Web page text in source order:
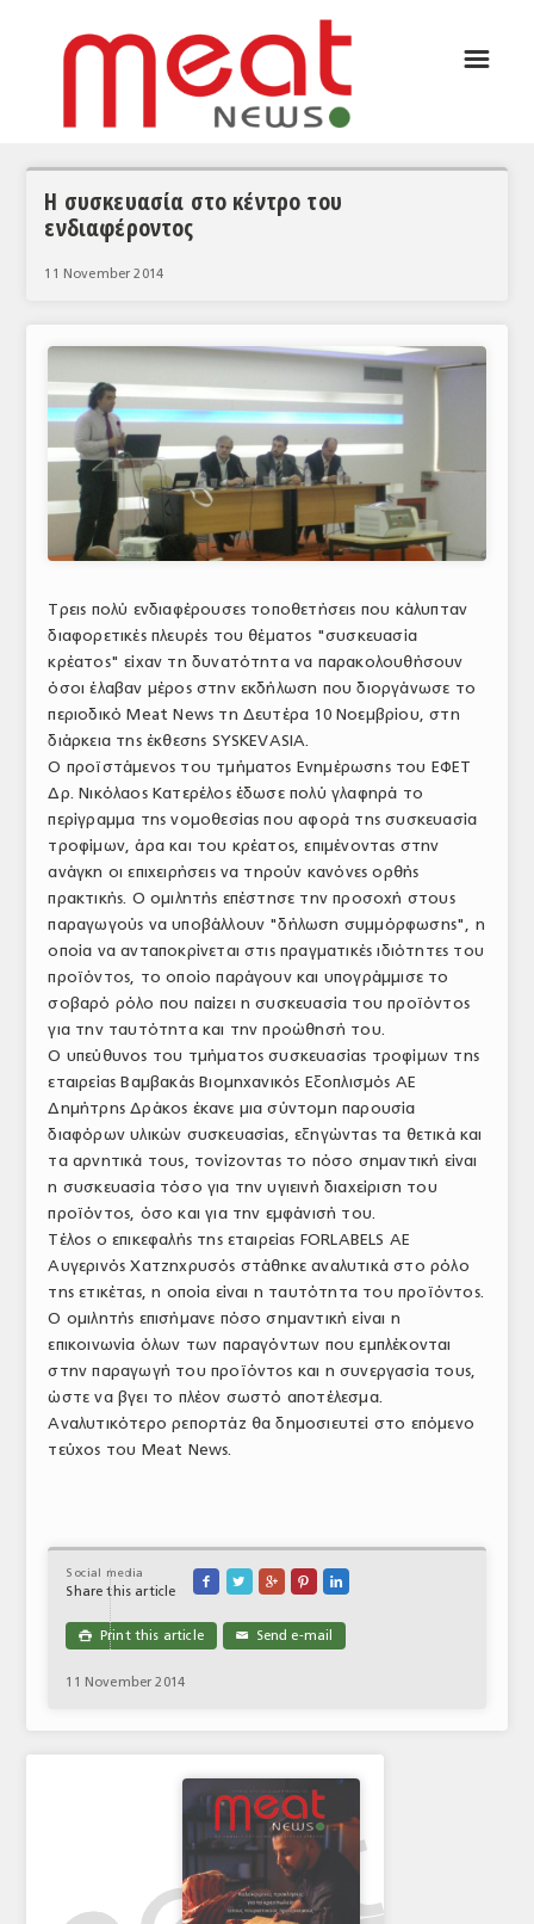
ΣΥΝΕΝΤΕΥΞΕΙΣ
ΘΕΜΑΤΑ
ΕΙΔΗΣΕΙΣ
ΕΥΡΩΠΑΪΚΕΣ ΑΠΟΦΑΣΕΙΣ
ΘΕΜΑΤΑ
ΕΜΠΟΡΙΚΟΣ ΚΑΤΑΛΟΓΟΣ
ΠΑΡΑΓΩΓΗ & ΕΜΠΟΡΙΑ
ΣΦΑΓΕΙΑ
ΠΡΩΤΕΣ ΥΛΕΣ
ΕΞΟΠΛΙΣΜΟΣ
ΥΠΗΡΕΣΙΕΣ
ΕΜΠΟΡΙΚΟΙ ΑΝΤΙΠΡΟΣΩΠΟΙ
ΝΟΜΟΘΕΣΙΑ
ΕΛΛΗΝΙΚΗ ΝΟΜΟΘΕΣΙΑ
ΕΥΡΩΠΑΪΚΗ ΝΟΜΟΘΕΣΙΑ
ΤΟ ΠΕΡΙΟΔΙΚΟ
Profile
ΑΡΧΕΙΟ ΤΕΥΧΩΝ
ΣΥΝΕΔΡΙΟ ΚΡΕΑΤΟΣ
☰
Η συσκευασία στο κέντρο του
ενδιαφέροντος
11 November 2014
Τρεις πολύ ενδιαφέρουσες τοποθετήσεις που κάλυπταν
διαφορετικές πλευρές του θέματος "συσκευασία
κρέατος" είχαν τη δυνατότητα να παρακολουθήσουν
όσοι έλαβαν μέρος στην εκδήλωση που διοργάνωσε το
περιοδικό Meat News τη Δευτέρα 10 Νοεμβρίου, στη
διάρκεια της έκθεσης SYSKEVASIA.
Ο προϊστάμενος του τμήματος Ενημέρωσης του ΕΦΕΤ
Δρ. Νικόλαος Κατερέλος έδωσε πολύ γλαφηρά το
περίγραμμα της νομοθεσίας που αφορά της συσκευασία
τροφίμων, άρα και του κρέατος, επιμένοντας στην
ανάγκη οι επιχειρήσεις να τηρούν κανόνες ορθής
πρακτικής. Ο ομιλητής επέστησε την προσοχή στους
παραγωγούς να υποβάλλουν "δήλωση συμμόρφωσης", η
οποία να ανταποκρίνεται στις πραγματικές ιδιότητες του
προϊόντος, το οποίο παράγουν και υπογράμμισε το
σοβαρό ρόλο που παίζει η συσκευασία του προϊόντος
για την ταυτότητα και την προώθησή του.
Ο υπεύθυνος του τμήματος συσκευασίας τροφίμων της
εταιρείας Βαμβακάς Βιομηχανικός Εξοπλισμός ΑΕ
Δημήτρης Δράκος έκανε μια σύντομη παρουσία
διαφόρων υλικών συσκευασίας, εξηγώντας τα θετικά και
τα αρνητικά τους, τονίζοντας το πόσο σημαντική είναι
η συσκευασία τόσο για την υγιεινή διαχείριση του
προϊόντος, όσο και για την εμφάνισή του.
Τέλος ο επικεφαλής της εταιρείας FORLABELS AE
Αυγερινός Χατζηχρυσός στάθηκε αναλυτικά στο ρόλο
της ετικέτας, η οποία είναι η ταυτότητα του προϊόντος.
Ο ομιλητής επισήμανε πόσο σημαντική είναι η
επικοινωνία όλων των παραγόντων που εμπλέκονται
στην παραγωγή του προϊόντος και η συνεργασία τους,
ώστε να βγει το πλέον σωστό αποτέλεσμα.
Αναλυτικότερο ρεπορτάζ θα δημοσιευτεί στο επόμενο
τεύχος του Meat News.
Social media
Share this article
    
 Print this article ✉ Send e-mail
11 November 2014